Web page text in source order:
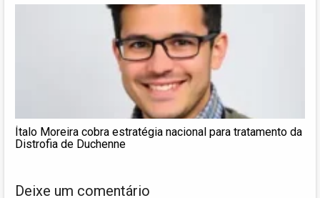
Ítalo Moreira cobra estratégia nacional para tratamento da
Distrofia de Duchenne
Deixe um comentário